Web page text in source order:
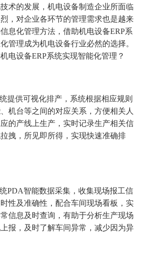
术的发展，机电设备制造企业所面临
，对企业各环节的管理需求也是越来
息化管理方法，借助机电设备ERP系
管理成为机电设备行业必然的选择。
电设备ERP系统实现智能化管理？
提供可视化排产，系统根据相应规则
机台等之间的对应关系，方便相关人
的产线上生产，实时记录生产相关信
拽，所见即所得，实现快速准确排
PDA智能数据采集，收集现场报工信
性及准确性，配合车间现场看板，实
信息及时查询，有助于分析生产现场
报，及时了解车间异常，减少因为异